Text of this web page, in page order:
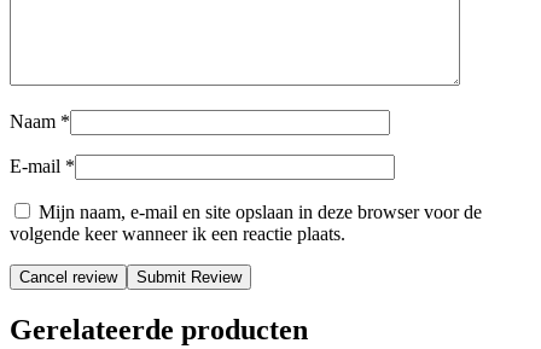
Naam *
E-mail *
Mijn naam, e-mail en site opslaan in deze browser voor de
volgende keer wanneer ik een reactie plaats.
Cancel review
Gerelateerde producten